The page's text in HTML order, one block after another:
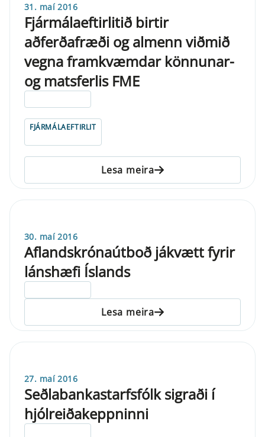
31. maí 2016
Fjármálaeftirlitið birtir
aðferðafræði og almenn viðmið
vegna framkvæmdar könnunar-
og matsferlis FME
FJÁRMÁLAEFTIRLIT
Lesa meira
30. maí 2016
Aflandskrónaútboð jákvætt fyrir
lánshæfi Íslands
Lesa meira
27. maí 2016
Seðlabankastarfsfólk sigraði í
hjólreiðakeppninni